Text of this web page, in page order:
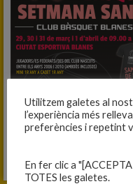
Utilitzem galetes al
l’experiència més
preferències i repetint
En fer clic a
TOTES les galetes.